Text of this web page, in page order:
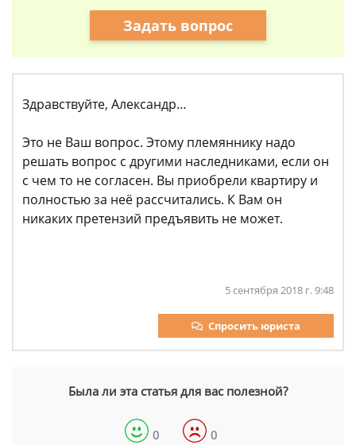
Задать вопрос
Здравствуйте, Александр…
Это не Ваш вопрос. Этому племяннику надо
решать вопрос с другими наследниками, если он
с чем то не согласен. Вы приобрели квартиру и
полностью за неё рассчитались. К Вам он
никаких претензий предъявить не может.
5 сентября 2018 г. 9:48
Спросить юриста
Была ли эта статья для вас полезной?
0 0